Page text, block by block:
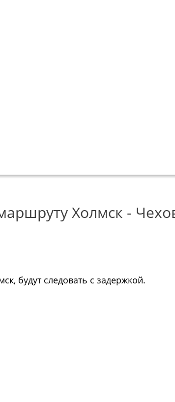
Холмск -
будут следовать с задержкой.